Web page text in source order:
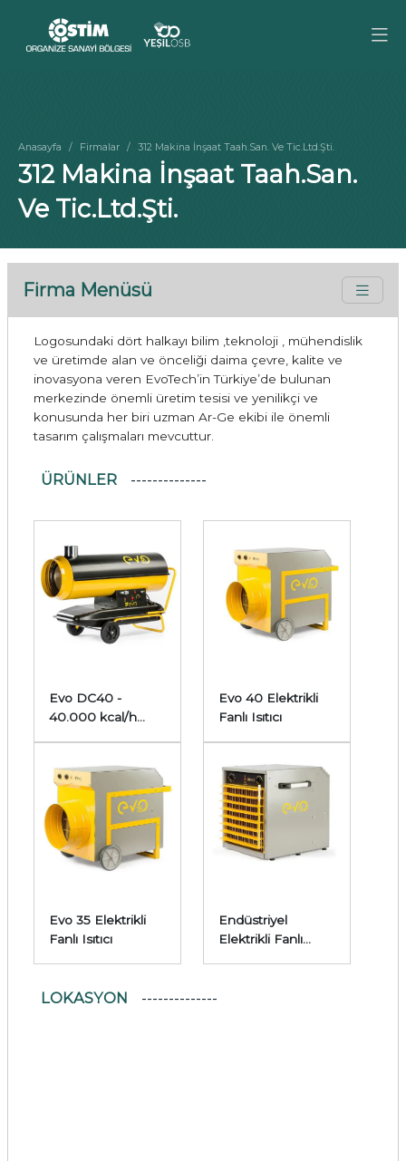
Anasayfa Firmalar 312 Makina İnşaat Taah.San. Ve Tic.Ltd.Şti.
312 Makina İnşaat Taah.San.
Ve Tic.Ltd.Şti.
Firma Menüsü
Logosundaki dört halkayı bilim ,teknoloji , mühendislik
ve üretimde alan ve önceliği daima çevre, kalite ve
inovasyona veren EvoTech’in Türkiye’de bulunan
merkezinde önemli üretim tesisi ve yenilikçi ve
konusunda her biri uzman Ar-Ge ekibi ile önemli
tasarım çalışmaları mevcuttur.
ÜRÜNLER
Evo DC40 -
40.000 kcal/h
Evo 40 Elektrikli
Fanlı Isıtıcı
Evo 35 Elektrikli
Fanlı Isıtıcı
Endüstriyel
Elektrikli Fanlı
LOKASYON